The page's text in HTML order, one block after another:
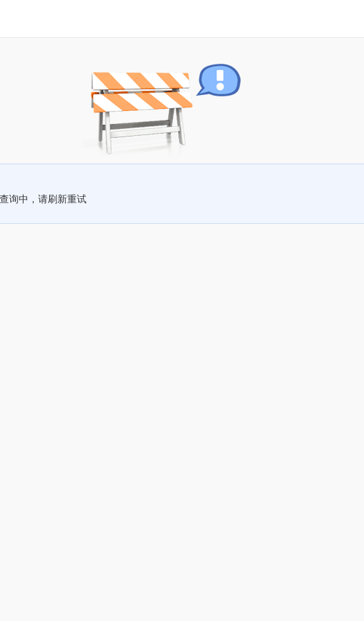
询中，请刷新重试